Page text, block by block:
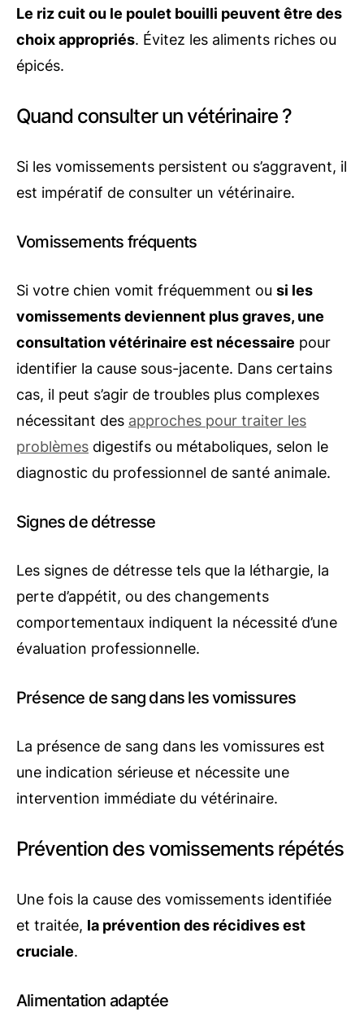
Le riz cuit ou le poulet bouilli peuvent être des
choix appropriés. Évitez les aliments riches ou
épicés.
Quand consulter un vétérinaire ?
Si les vomissements persistent ou s’aggravent, il
est impératif de consulter un vétérinaire.
Vomissements fréquents
Si votre chien vomit fréquemment ou si les
vomissements deviennent plus graves, une
consultation vétérinaire est nécessaire pour
identifier la cause sous-jacente. Dans certains
cas, il peut s’agir de troubles plus complexes
nécessitant des approches pour traiter les
problèmes digestifs ou métaboliques, selon le
diagnostic du professionnel de santé animale.
Signes de détresse
Les signes de détresse tels que la léthargie, la
perte d’appétit, ou des changements
comportementaux indiquent la nécessité d’une
évaluation professionnelle.
Présence de sang dans les vomissures
La présence de sang dans les vomissures est
une indication sérieuse et nécessite une
intervention immédiate du vétérinaire.
Prévention des vomissements répétés
Une fois la cause des vomissements identifiée
et traitée, la prévention des récidives est
cruciale.
Alimentation adaptée